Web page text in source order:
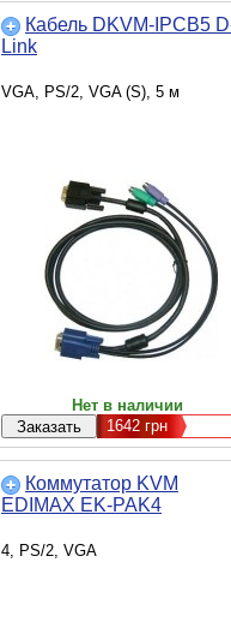
Кабель DKVM-IPCB5
Link
VGA, PS/2, VGA (S), 5 м
Нет в наличии
1642 грн
Коммутатор KVM
EDIMAX EK-PAK4
4, PS/2, VGA